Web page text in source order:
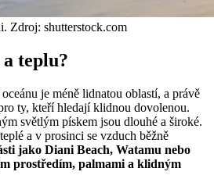
Zdroj: shutterstock.com
teplu?
je méně lidnatou oblastí, a právě
ty, kteří hledají klidnou dovolenou.
světlým pískem jsou dlouhé a široké.
a v prosinci se vzduch běžně
jako Diani Beach, Watamu nebo
prostředím, palmami a klidným